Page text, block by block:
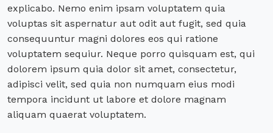
explicabo. Nemo enim ipsam voluptatem quia
voluptas sit aspernatur aut odit aut fugit, sed quia
consequuntur magni dolores eos qui ratione
voluptatem sequiur. Neque porro quisquam est, qui
dolorem ipsum quia dolor sit amet, consectetur,
adipisci velit, sed quia non numquam eius modi
tempora incidunt ut labore et dolore magnam
aliquam quaerat voluptatem.